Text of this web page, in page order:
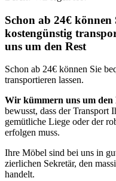
Schon ab 24€ können
kostengünstig
uns um den Rest
Schon ab 24€ können Sie
transportieren lassen.
Wir kümmern uns um den
bewusst, dass der Transport
gemütliche Liege oder der
erfolgen muss.
Ihre Möbel sind bei uns in
zierlichen Sekretär, den
handelt.